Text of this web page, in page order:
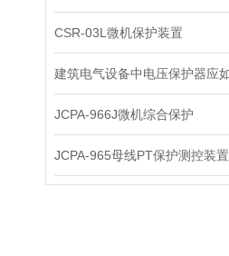
CSR-03L微机保护装置
JCPA-966J微机综合保护
JCPA-965母线PT保护测控装置